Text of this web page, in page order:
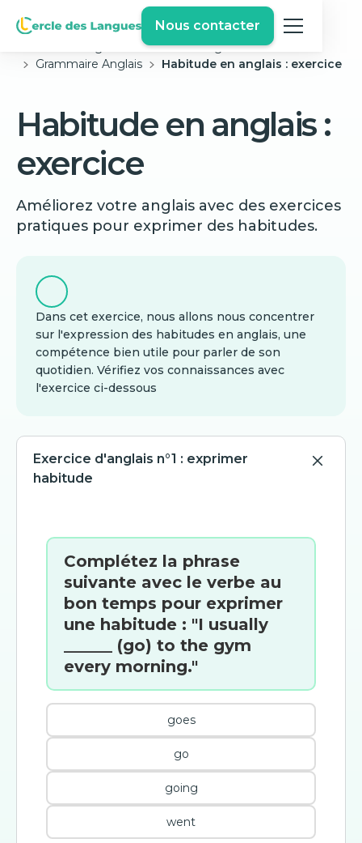
Nous contacter
Exercices Anglais Gratuits
Grammaire Anglais
Habitude en anglais : exercice
Habitude en anglais :
exercice
Améliorez votre anglais avec des exercices
pratiques pour exprimer des habitudes.
Dans cet exercice, nous allons nous concentrer
sur l'expression des habitudes en anglais, une
compétence bien utile pour parler de son
quotidien. Vérifiez vos connaissances avec
l'exercice ci-dessous
Exercice d'anglais n°1 : exprimer
habitude
Complétez la phrase
suivante avec le verbe au
bon temps pour exprimer
une habitude : "I usually
______ (go) to the gym
every morning."
goes
go
going
went